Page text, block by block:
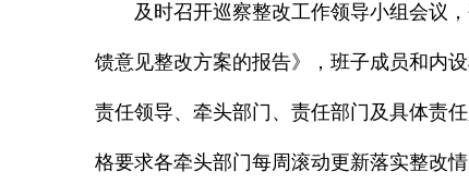
及时召开巡察整改工作领导小组会议
馈意见整改方案的报告》，班子成员和内
责任领导、牵头部门、责任部门及具体责
格要求各牵头部门每周滚动更新落实整改